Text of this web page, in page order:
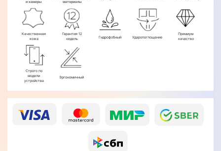
и камеры
материалы
Качественная
кожа
Гарантия 12
недель
Гидрофобный Ударопоглощение
Премиум
качество
Строго по
модели
устройства
Эргономичный